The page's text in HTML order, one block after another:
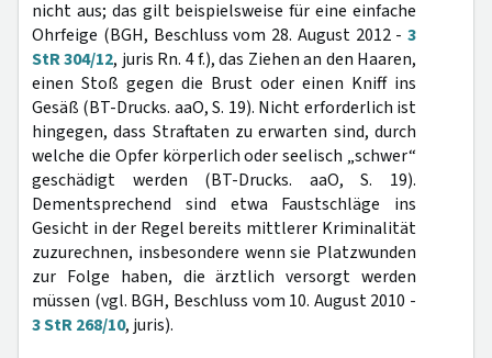
nicht aus; das gilt beispielsweise für eine einfache
Ohrfeige (BGH, Beschluss vom 28. August 2012 - 3
StR 304/12, juris Rn. 4 f.), das Ziehen an den Haaren,
einen Stoß gegen die Brust oder einen Kniff ins
Gesäß (BT-Drucks. aaO, S. 19). Nicht erforderlich ist
hingegen, dass Straftaten zu erwarten sind, durch
welche die Opfer körperlich oder seelisch „schwer“
geschädigt werden (BT-Drucks. aaO, S. 19).
Dementsprechend sind etwa Faustschläge ins
Gesicht in der Regel bereits mittlerer Kriminalität
zuzurechnen, insbesondere wenn sie Platzwunden
zur Folge haben, die ärztlich versorgt werden
müssen (vgl. BGH, Beschluss vom 10. August 2010 -
3 StR 268/10, juris).